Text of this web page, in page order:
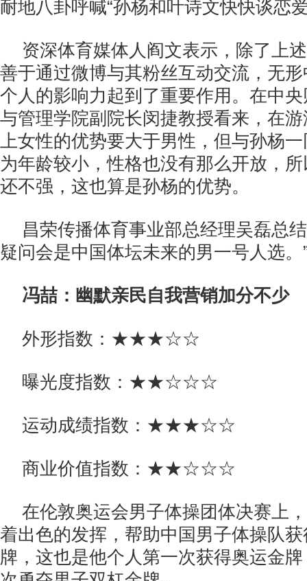
耐地八卦呼喊“孙杨和叶诗文快快谈恋
资深体育媒体人阎文表示，除了上
善于通过微博与其粉丝互动交流，无
个人的影响力起到了重要作用。在中
与管理学院副院长闵捷教授看来，在
上女性的优势要大于男性，但与孙杨
为年龄较小，性格也没有那么开放，
还不强，这也算是孙杨的优势。
昌荣传播体育事业部总经理吴磊总
疑问会是中国体坛未来的男一号人选。
冯喆：幽默亲民自我营销加分不少
外形指数：★★★☆☆
曝光度指数：★★☆☆☆
运动成绩指数：★★★☆☆
商业价值指数：★★☆☆☆
在伦敦奥运会男子体操团体决赛上
着出色的发挥，帮助中国男子体操队
牌，这也是他个人第一次获得奥运金